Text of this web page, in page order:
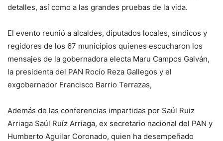
detalles, así como a las grandes pruebas de la vida.
El evento reunió a alcaldes, diputados locales, síndicos y
regidores de los 67 municipios quienes escucharon los
mensajes de la gobernadora electa Maru Campos Galván,
la presidenta del PAN Rocío Reza Gallegos y el
exgobernador Francisco Barrio Terrazas,
Además de las conferencias impartidas por Saúl Ruiz
Arriaga Saúl Ruíz Arriaga, ex secretario nacional del PAN y
Humberto Aguilar Coronado, quien ha desempeñado